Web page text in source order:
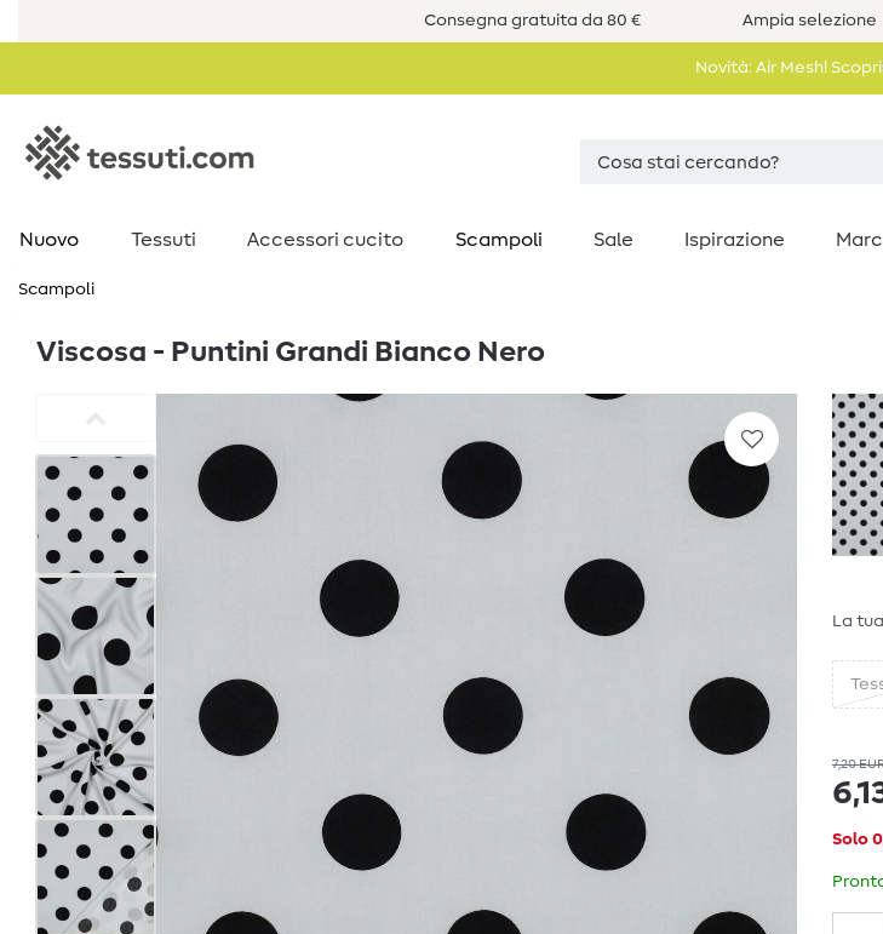
Consegna gratuita da 80 € Ampia selezione
Novità: Air Mesh!
Nuovo Tessuti Accessori cucito Scampoli Sale Ispirazione
Scampoli
Viscosa - Puntini Grandi Bianco Nero
La
7,20
Solo